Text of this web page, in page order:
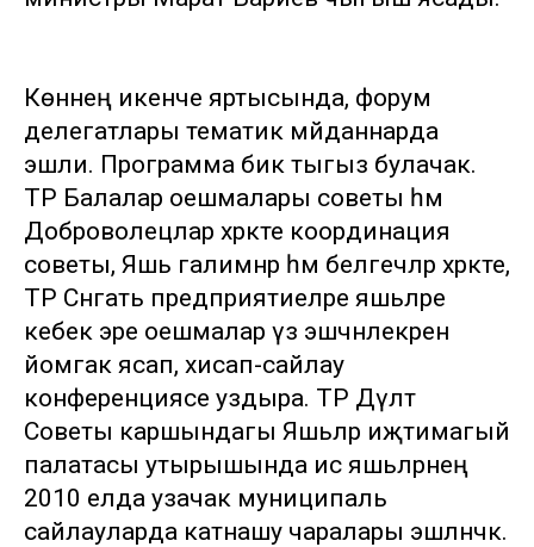
Көннең икенче яртысында, форум
делегатлары тематик мәйданнарда
эшли. Программа бик тыгыз булачак.
ТР Балалар оешмалары советы һәм
Доброволецлар хәрәкәте координация
советы, Яшь галимнәр һәм белгечләр хәрәкәте,
ТР Сәнәгать предприятиеләре яшьләре
кебек эре оешмалар үз эшчәнлекәренә
йомгак ясап, хисап-сайлау
конференциясе уздыра. ТР Дәүләт
Советы каршындагы Яшьләр иҗтимагый
палатасы утырышында исә яшьләрнең
2010 елда узачак муниципаль
сайлауларда катнашу чаралары эшләнәчәк.